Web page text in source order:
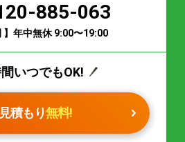
885-063
】年中無休 9:00〜19:00
いつでもOK!
積もり無料!